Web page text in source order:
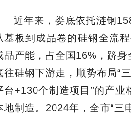
近年来，娄底依托涟钢
基板到成品卷的硅钢全流
品产能，占全国16%，跻
往硅钢下游走， 顺势布局“
台+130个制造项目”的产业
地制造。 2024年，全市“三